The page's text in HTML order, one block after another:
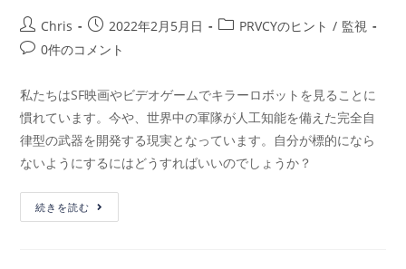
Chris 2022年2月5月日 PRVCYのヒント / 監視
0件のコメント
私たちはSF映画やビデオゲームでキラーロボットを見ることに
慣れています。今や、世界中の軍隊が人工知能を備えた完全自
律型の武器を開発する現実となっています。自分が標的になら
ないようにするにはどうすればいいのでしょうか？
続きを読む